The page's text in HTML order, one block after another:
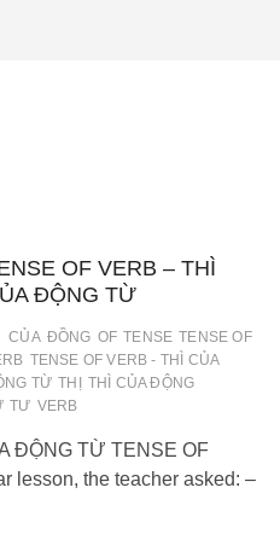
nhân trong
thời đại AI
OF VERB – THÌ
ĐỘNG TỪ
CỦA ĐỒNG OF TENSE TENSE OF
TENSE OF VERB - THÌ CỦA
TỪ THỊ
THÌ CỦA ĐỘNG
TƯ VERB
ĐỘNG TỪ TENSE OF
lesson, the teacher asked: –